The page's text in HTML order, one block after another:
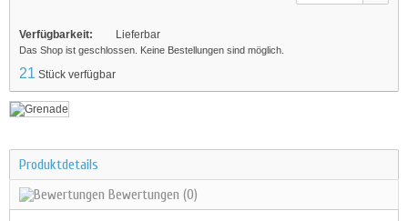
Verfügbarkeit: Lieferbar
Das Shop ist geschlossen. Keine Bestellungen sind möglich.
21 Stück verfügbar
Produktdetails
Bewertungen (0)